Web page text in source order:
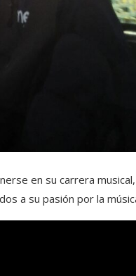
en su carrera
a su pasión por la